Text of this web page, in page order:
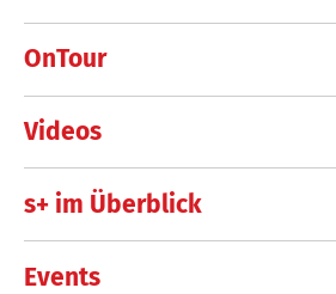
OnTour
Videos
s+ im Überblick
Events